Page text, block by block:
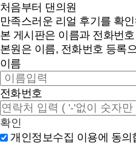
처음부터 댄의원
만족스러운 리얼 후기를 확
본 게시판은 이름과 전화번
본원은 이름, 전화번호 등록
이름
전화번호
확인
개인정보수집 이용에 동의